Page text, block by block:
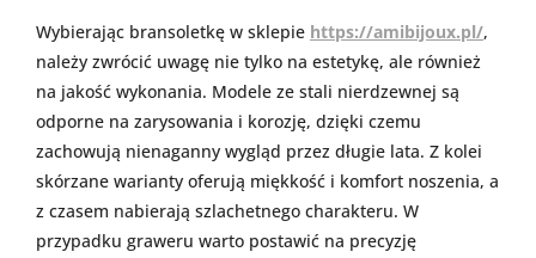
Wybierając bransoletkę w sklepie https://amibijoux.pl/,
należy zwrócić uwagę nie tylko na estetykę, ale również
na jakość wykonania. Modele ze stali nierdzewnej są
odporne na zarysowania i korozję, dzięki czemu
zachowują nienaganny wygląd przez długie lata. Z kolei
skórzane warianty oferują miękkość i komfort noszenia, a
z czasem nabierają szlachetnego charakteru. W
przypadku graweru warto postawić na precyzję